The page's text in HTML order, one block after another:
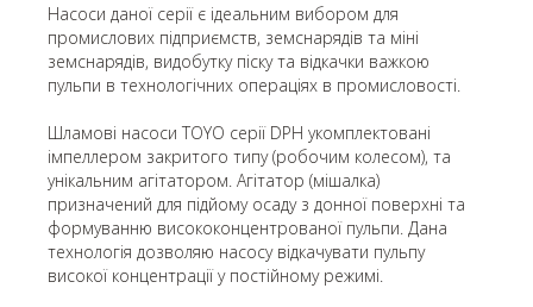
Насоси даної серії є ідеальним вибором для
промислових підприємств, земснарядів та міні
земснарядів, видобутку піску та відкачки важкою
пульпи в технологічних операціях в промисловості.
Шламові насоси TOYO серії DPH укомплектовані
імпеллером закритого типу (робочим колесом), та
унікальним агітатором. Агітатор (мішалка)
призначений для підйому осаду з донної поверхні та
формуванню висококонцентрованої пульпи. Дана
технологія дозволяю насосу відкачувати пульпу
високої концентрації у постійному режимі.